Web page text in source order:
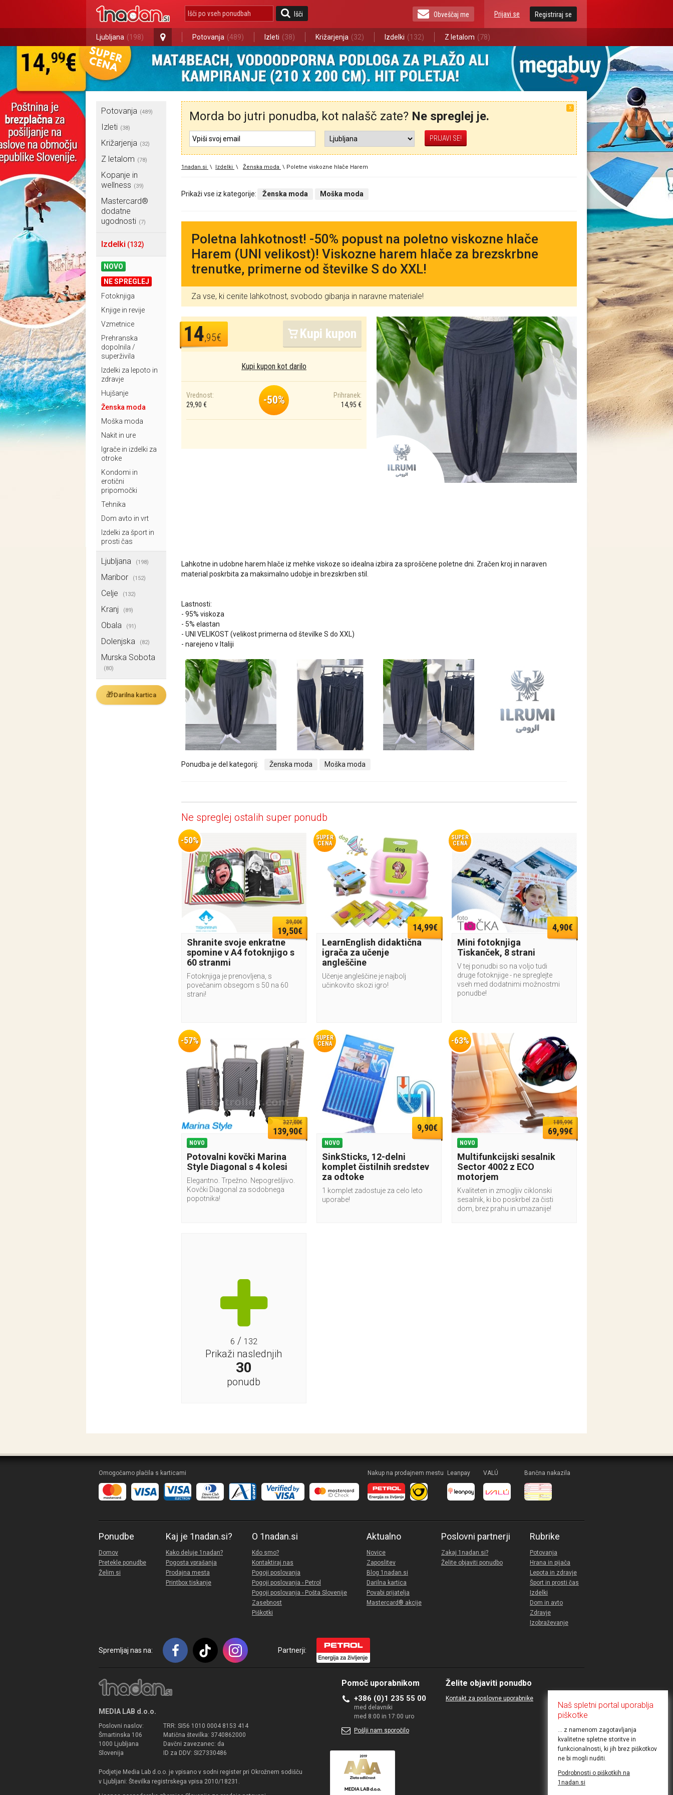
Išči Prijavi se Registriraj se
Obveščaj me
Ljubljana (198) Potovanja (489) Izleti (38) Križarjenja (32) Izdelki (132) Z letalom (78)
Potovanja (489)
Izleti (38)
Križarjenja (32)
Z letalom (78)
Kopanje in
wellness (39)
Mastercard®
dodatne
ugodnosti (7)
Izdelki (132)
NOVO
NE SPREGLEJ
Fotoknjiga
Knjige in revije
Vzmetnice
Prehranska
dopolnila /
superživila
Izdelki za lepoto in
zdravje
Hujšanje
Ženska moda
Moška moda
Nakit in ure
Igrače in izdelki za
otroke
Kondomi in
erotični
pripomočki
Tehnika
Dom avto in vrt
Izdelki za šport in
prosti čas
Ljubljana (198)
Maribor (152)
Celje (132)
Kranj (89)
Obala (91)
Dolenjska (82)
Murska Sobota
(80)
🎁Darilna kartica
X
Morda bo jutri ponudba, kot nalašč zate? Ne spreglej je.
1nadan.si \ Izdelki \ Ženska moda \ Poletne viskozne hlače Harem
Prikaži vse iz kategorije: Ženska moda Moška moda
Poletna lahkotnost! -50% popust na poletno viskozne hlače
Harem (UNI velikost)! Viskozne harem hlače za brezskrbne
trenutke, primerne od številke S do XXL!
Za vse, ki cenite lahkotnost, svobodo gibanja in naravne materiale!
14,95€ Kupi kupon
Kupi kupon kot darilo
Vrednost:
29,90 €
-50%
Prihranek:
14,95 €
Lahkotne in udobne harem hlače iz mehke viskoze so idealna izbira za sproščene poletne dni. Zračen kroj in naraven
material poskrbita za maksimalno udobje in brezskrben stil.
Lastnosti:
- 95% viskoza
- 5% elastan
- UNI VELIKOST (velikost primerna od številke S do XXL)
- narejeno v Italiji
Ponudba je del kategorij: Ženska moda Moška moda
Ne spreglej ostalih super ponudb
-50%
39,00€
19,50€
Shranite svoje enkratne
spomine v A4 fotoknjigo s
60 stranmi
Fotoknjiga je prenovljena, s
povečanim obsegom s 50 na 60
strani!
SUPER
CENA
14,99€
LearnEnglish didaktična
igrača za učenje
angleščine
Učenje angleščine je najbolj
učinkovito skozi igro!
SUPER
CENA
4,90€
Mini fotoknjiga
Tiskanček, 8 strani
V tej ponudbi so na voljo tudi
druge fotoknjige - ne spreglejte
vseh med dodatnimi možnostmi
ponudbe!
-57%
327,00€
139,90€
NOVO
Potovalni kovčki Marina
Style Diagonal s 4 kolesi
Elegantno. Trpežno. Nepogrešljivo.
Kovčki Diagonal za sodobnega
popotnika!
SUPER
CENA
9,90€
NOVO
SinkSticks, 12-delni
komplet čistilnih sredstev
za odtoke
1 komplet zadostuje za celo leto
uporabe!
-63%
189,99€
69,99€
NOVO
Multifunkcijski sesalnik
Sector 4002 z ECO
motorjem
Kvaliteten in zmogljiv ciklonski
sesalnik, ki bo poskrbel za čisti
dom, brez prahu in umazanije!
6 / 132
Prikaži naslednjih
30
ponudb
Omogočamo plačila s karticami Nakup na prodajnem mestu Leanpay VALÚ Bančna nakazila
Ponudbe
Domov
Pretekle ponudbe
Želim si
Kaj je 1nadan.si?
Kako deluje 1nadan?
Pogosta vprašanja
Prodajna mesta
Printbox tiskanje
O 1nadan.si
Kdo smo?
Kontaktiraj nas
Pogoji poslovanja
Pogoji poslovanja - Petrol
Pogoji poslovanja - Pošta Slovenije
Zasebnost
Piškotki
Aktualno
Novice
Zaposlitev
Blog 1nadan.si
Darilna kartica
Povabi prijatelja
Mastercard® akcije
Poslovni partnerji
Zakaj 1nadan.si?
Želite objaviti ponudbo
Rubrike
Potovanja
Hrana in pijača
Lepota in zdravje
Šport in prosti čas
Izdelki
Dom in avto
Zdravje
Izobraževanje
Spremljaj nas na: Partnerji:
MEDIA LAB d.o.o.
Poslovni naslov:
Šmartinska 106
1000 Ljubljana
Slovenija
TRR: SI56 1010 0004 8153 414
Matična številka: 3740862000
Davčni zavezanec: da
ID za DDV: SI27330486
Podjetje Media Lab d.o.o. je vpisano v sodni register pri Okrožnem sodišču
v Ljubljani: Številka registrskega vpisa 2010/18231.
Pomoč uporabnikom
+386 (0)1 235 55 00
med delavniki
med 8:00 in 17:00 uro
Pošlji nam sporočilo
Želite objaviti ponudbo
Kontakt za poslovne uporabnike
Naš spletni portal uporablja
piškotke
... z namenom zagotavljanja
kvalitetne spletne storitve in
funkcionalnosti, ki jih brez piškotkov
ne bi mogli nuditi.
Podrobnosti o piškotkih na
1nadan.si